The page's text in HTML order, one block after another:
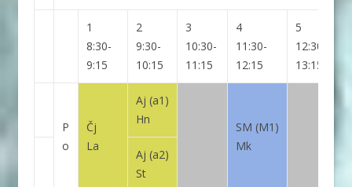
1
8:30-
9:15
2
9:30-
10:15
3
10:30-
11:15
4
11:30-
12:15
5
12:30-
13:15
P
o
Čj
La
Aj (a1)
Hn
SM (M1)
Mk
Aj (a2)
St